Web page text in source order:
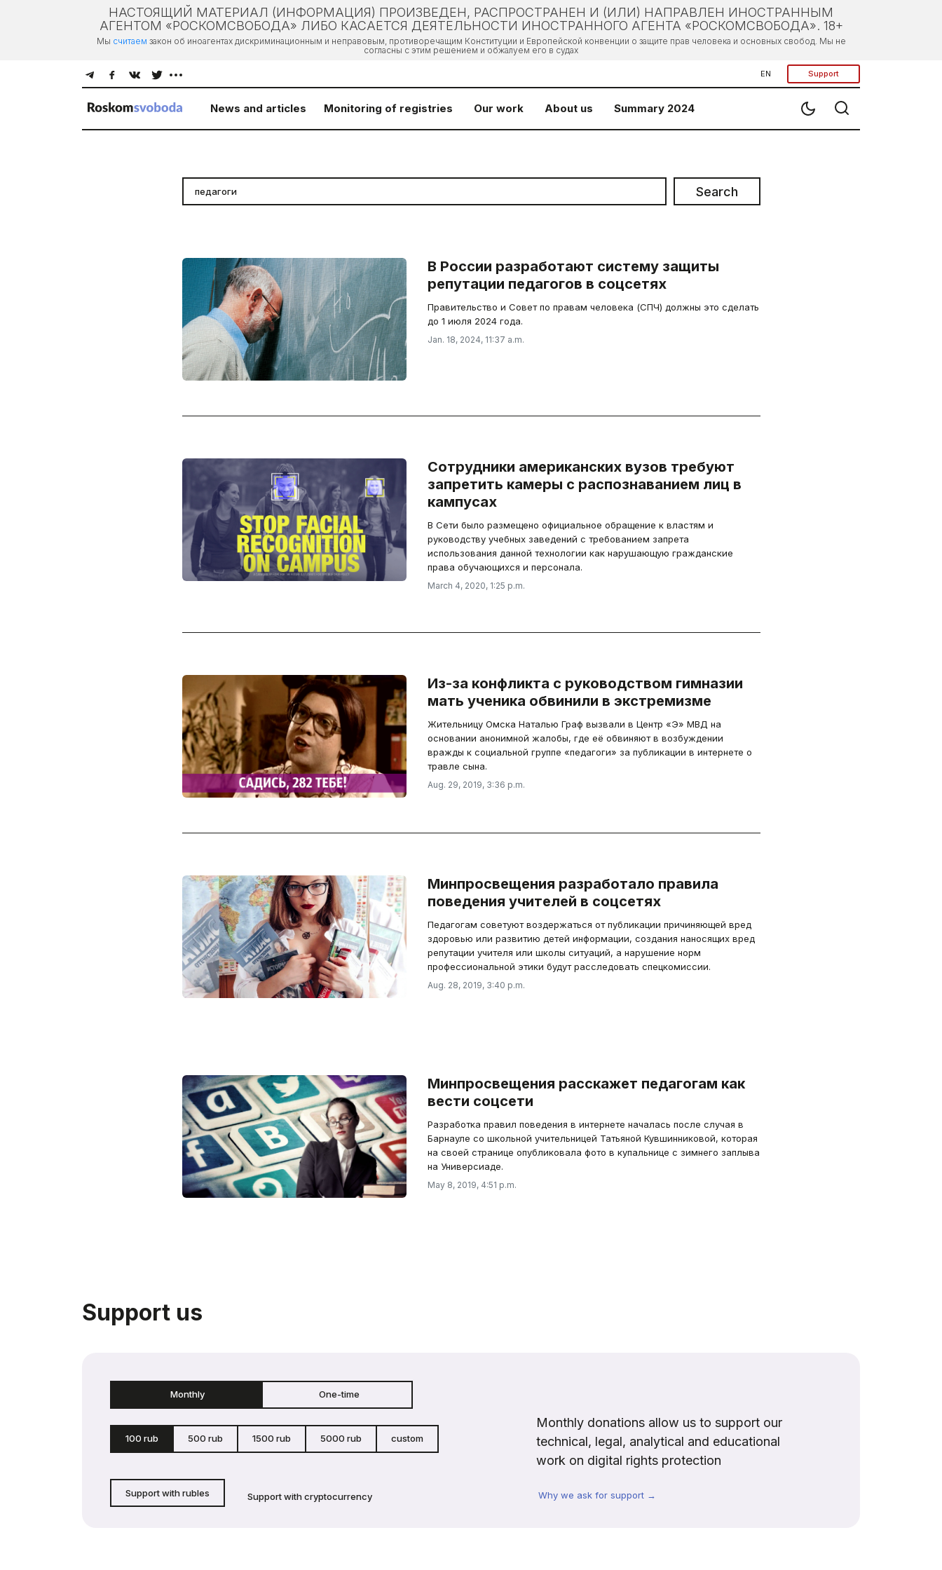
НАСТОЯЩИЙ МАТЕРИАЛ (ИНФОРМАЦИЯ) ПРОИЗВЕДЕН, РАСПРОСТРАНЕН И (ИЛИ) НАПРАВЛЕН ИНОСТРАННЫМ
АГЕНТОМ «РОСКОМСВОБОДА» ЛИБО КАСАЕТСЯ ДЕЯТЕЛЬНОСТИ ИНОСТРАННОГО АГЕНТА «РОСКОМСВОБОДА». 18+
Мы считаем закон об иноагентах дискриминационным и неправовым, противоречащим Конституции и Европейской конвенции о защите прав человека и основных свобод. Мы не
согласны с этим решением и обжалуем его в судах
EN Support
News and articles Monitoring of registries Our work About us Summary 2024
Search
В России разработают систему защиты
репутации педагогов в соцсетях
Правительство и Совет по правам человека (СПЧ) должны это сделать
до 1 июля 2024 года.
Jan. 18, 2024, 11:37 a.m.
Сотрудники американских вузов требуют
запретить камеры с распознаванием лиц в
кампусах
В Сети было размещено официальное обращение к властям и
руководству учебных заведений с требованием запрета
использования данной технологии как нарушающую гражданские
права обучающихся и персонала.
March 4, 2020, 1:25 p.m.
Из-за конфликта с руководством гимназии
мать ученика обвинили в экстремизме
Жительницу Омска Наталью Граф вызвали в Центр «Э» МВД на
основании анонимной жалобы, где её обвиняют в возбуждении
вражды к социальной группе «педагоги» за публикации в интернете о
травле сына.
Aug. 29, 2019, 3:36 p.m.
Минпросвещения разработало правила
поведения учителей в соцсетях
Педагогам советуют воздержаться от публикации причиняющей вред
здоровью или развитию детей информации, создания наносящих вред
репутации учителя или школы ситуаций, а нарушение норм
профессиональной этики будут расследовать спецкомиссии.
Aug. 28, 2019, 3:40 p.m.
Минпросвещения расскажет педагогам как
вести соцсети
Разработка правил поведения в интернете началась после случая в
Барнауле со школьной учительницей Татьяной Кувшинниковой, которая
на своей странице опубликовала фото в купальнице с зимнего заплыва
на Универсиаде.
May 8, 2019, 4:51 p.m.
Support us
Monthly One-time
100 rub 500 rub 1500 rub 5000 rub custom
Support with rubles Support with cryptocurrency
Monthly donations allow us to support our
technical, legal, analytical and educational
work on digital rights protection
Why we ask for support →